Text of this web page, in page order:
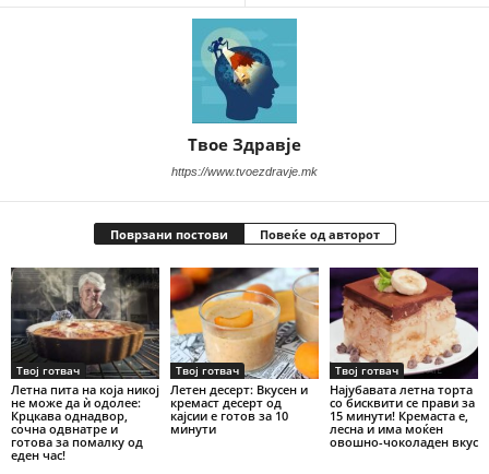
Твое Здравје
https://www.tvoezdravje.mk
Поврзани постови Повеќе од авторот
Твој готвач
Летна пита на која никој
не може да ѝ одолее:
Крцкава однадвор,
сочна одвнатре и
готова за помалку од
еден час!
Твој готвач
Летен десерт: Вкусен и
кремаст десерт од
кајсии е готов за 10
минути
Твој готвач
Најубавата летна торта
со бисквити се прави за
15 минути! Кремаста е,
лесна и има моќен
овошно-чоколаден вкус